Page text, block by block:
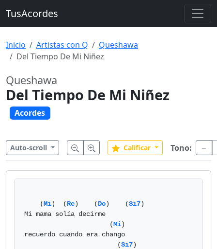
TusAcordes
Inicio Artistas con Q
Queshawa
Del Tiempo De Mi Niñez
Queshawa
Del Tiempo De Mi Niñez
Acordes
Auto-scroll Calificar Tono:
    (
Mi)  (Re)    (Do)    (Si7)
Mi mama solía decirme
                      (
Mi)
recuerdo cuando era chango
                        (
Si7)